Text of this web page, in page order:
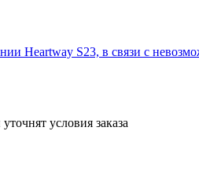
Heartway S23, в связи с
условия заказа